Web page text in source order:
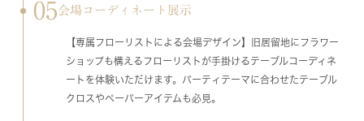
05会場コーディネート展示
【専属フローリストによる会場デザイン】旧居留地にフラワー
ショップも構えるフローリストが手掛けるテーブルコーディネ
ートを体験いただけます。パーティテーマに合わせたテーブル
クロスやペーパーアイテムも必見。